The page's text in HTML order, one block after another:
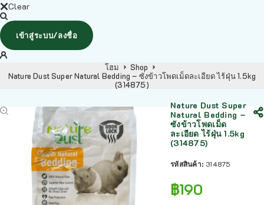
Clear
เข้าสู่ระบบ/ลงชื่อ
โฮม
Shop
Nature Dust Super Natural Bedding – ซังข้าวโพดเม็ดละเอียด ไร้ฝุ่น 1.5kg
(314875)
Nature Dust Super
Natural Bedding –
ซังข้าวโพดเม็ด
ละเอียด ไร้ฝุ่น 1.5kg
(314875)
รหัสสินค้า: 314875
฿190